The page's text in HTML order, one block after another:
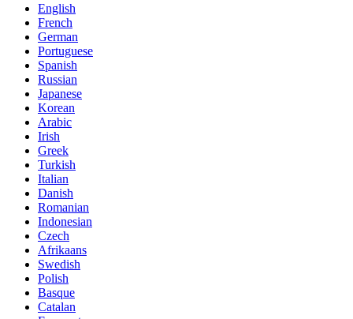
English
French
German
Portuguese
Spanish
Russian
Japanese
Korean
Arabic
Irish
Greek
Turkish
Italian
Danish
Romanian
Indonesian
Czech
Afrikaans
Swedish
Polish
Basque
Catalan